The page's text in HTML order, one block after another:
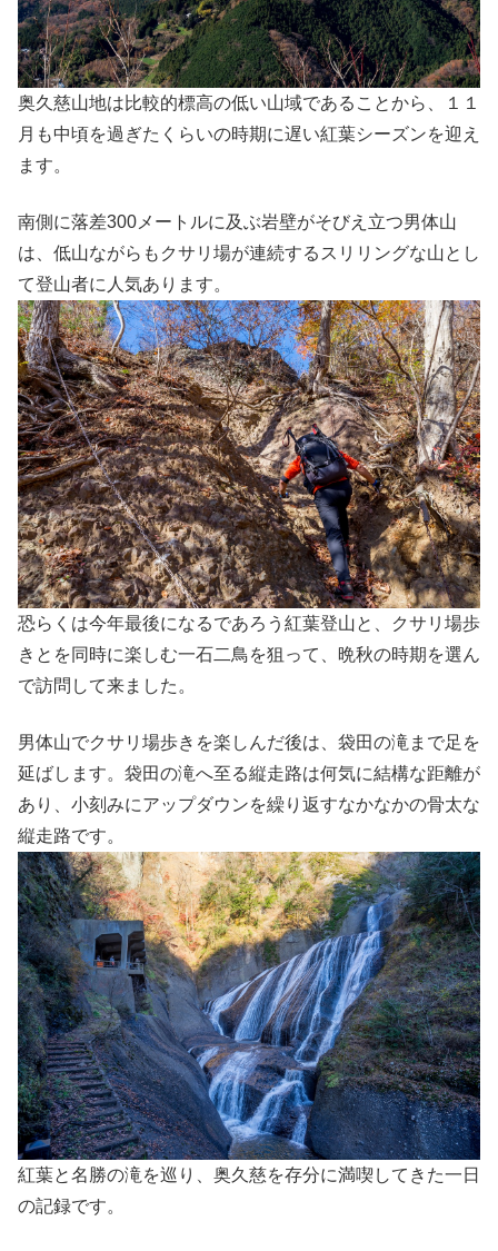
奥久慈山地は比較的標高の低い山域であることから、１１
月も中頃を過ぎたくらいの時期に遅い紅葉シーズンを迎え
ます。
南側に落差300メートルに及ぶ岩壁がそびえ立つ男体山
は、低山ながらもクサリ場が連続するスリリングな山とし
て登山者に人気あります。
恐らくは今年最後になるであろう紅葉登山と、クサリ場歩
きとを同時に楽しむ一石二鳥を狙って、晩秋の時期を選ん
で訪問して来ました。
男体山でクサリ場歩きを楽しんだ後は、袋田の滝まで足を
延ばします。袋田の滝へ至る縦走路は何気に結構な距離が
あり、小刻みにアップダウンを繰り返すなかなかの骨太な
縦走路です。
紅葉と名勝の滝を巡り、奥久慈を存分に満喫してきた一日
の記録です。